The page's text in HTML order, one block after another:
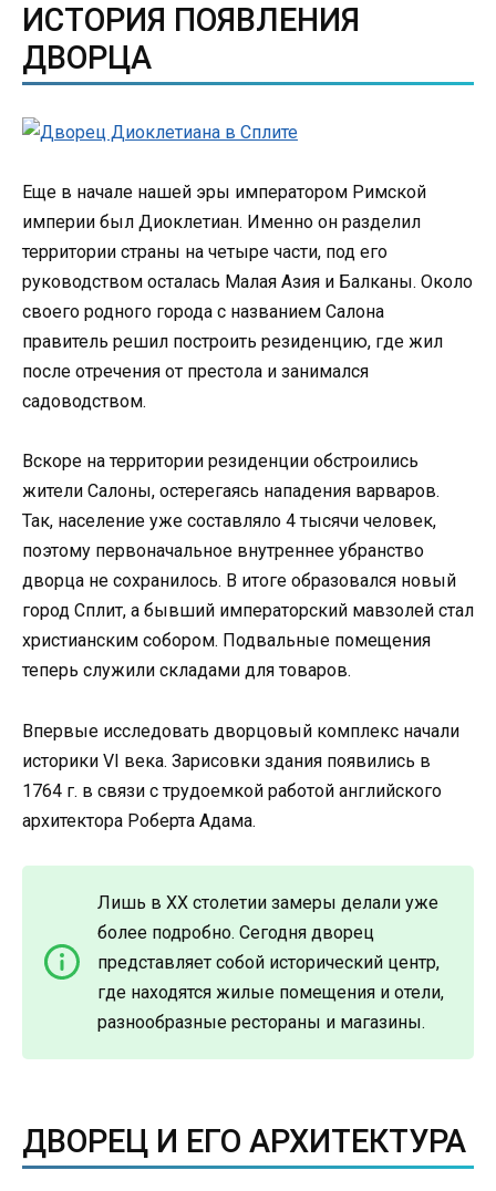
ИСТОРИЯ ПОЯВЛЕНИЯ
ДВОРЦА
Еще в начале нашей эры императором Римской
империи был Диоклетиан. Именно он разделил
территории страны на четыре части, под его
руководством осталась Малая Азия и Балканы. Около
своего родного города с названием Салона
правитель решил построить резиденцию, где жил
после отречения от престола и занимался
садоводством.
Вскоре на территории резиденции обстроились
жители Салоны, остерегаясь нападения варваров.
Так, население уже составляло 4 тысячи человек,
поэтому первоначальное внутреннее убранство
дворца не сохранилось. В итоге образовался новый
город Сплит, а бывший императорский мавзолей стал
христианским собором. Подвальные помещения
теперь служили складами для товаров.
Впервые исследовать дворцовый комплекс начали
историки VI века. Зарисовки здания появились в
1764 г. в связи с трудоемкой работой английского
архитектора Роберта Адама.
Лишь в ХХ столетии замеры делали уже
более подробно. Сегодня дворец
представляет собой исторический центр,
где находятся жилые помещения и отели,
разнообразные рестораны и магазины.
ДВОРЕЦ И ЕГО АРХИТЕКТУРА